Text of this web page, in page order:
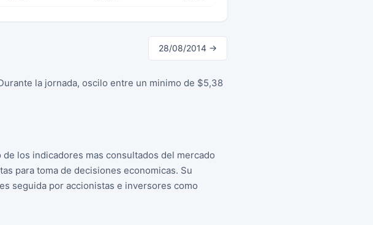
28/08/2014 →
la jornada, oscilo entre un minimo de $5,38
los indicadores mas consultados del mercado
para toma de decisiones economicas. Su
seguida por accionistas e inversores como